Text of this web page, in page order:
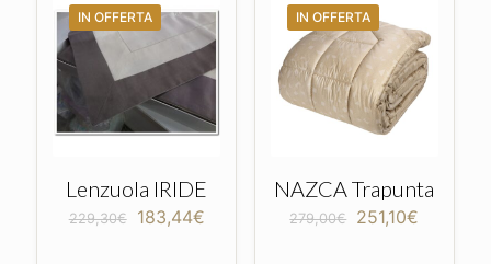
IN OFFERTA
Lenzuola IRIDE
229,30€
Il
183,44€Il
IN OFFERTA
NAZCA Trapunta
279,00€
Il
251,10€